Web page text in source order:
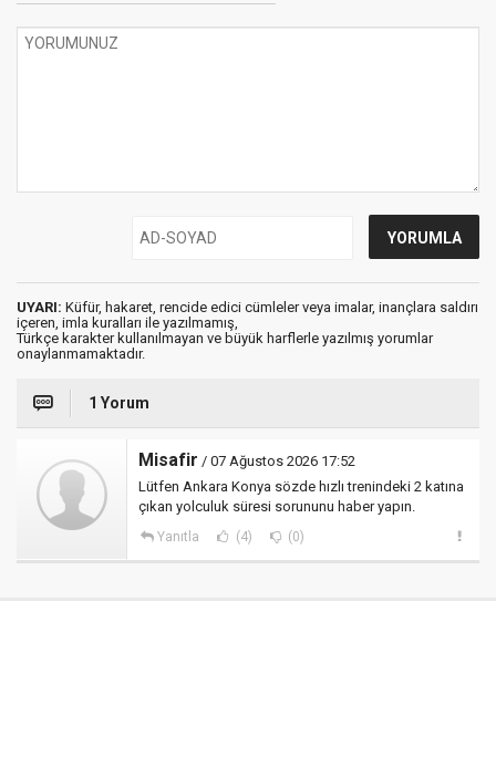
UYARI: Küfür, hakaret, rencide edici cümleler veya imalar, inançlara saldırı
içeren, imla kuralları ile yazılmamış,
Türkçe karakter kullanılmayan ve büyük harflerle yazılmış yorumlar
onaylanmamaktadır.
1 Yorum
Misafir / 07 Ağustos 2026 17:52
Lütfen Ankara Konya sözde hızlı trenindeki 2 katına
çıkan yolculuk süresi sorununu haber yapın.
Yanıtla (4) (0)